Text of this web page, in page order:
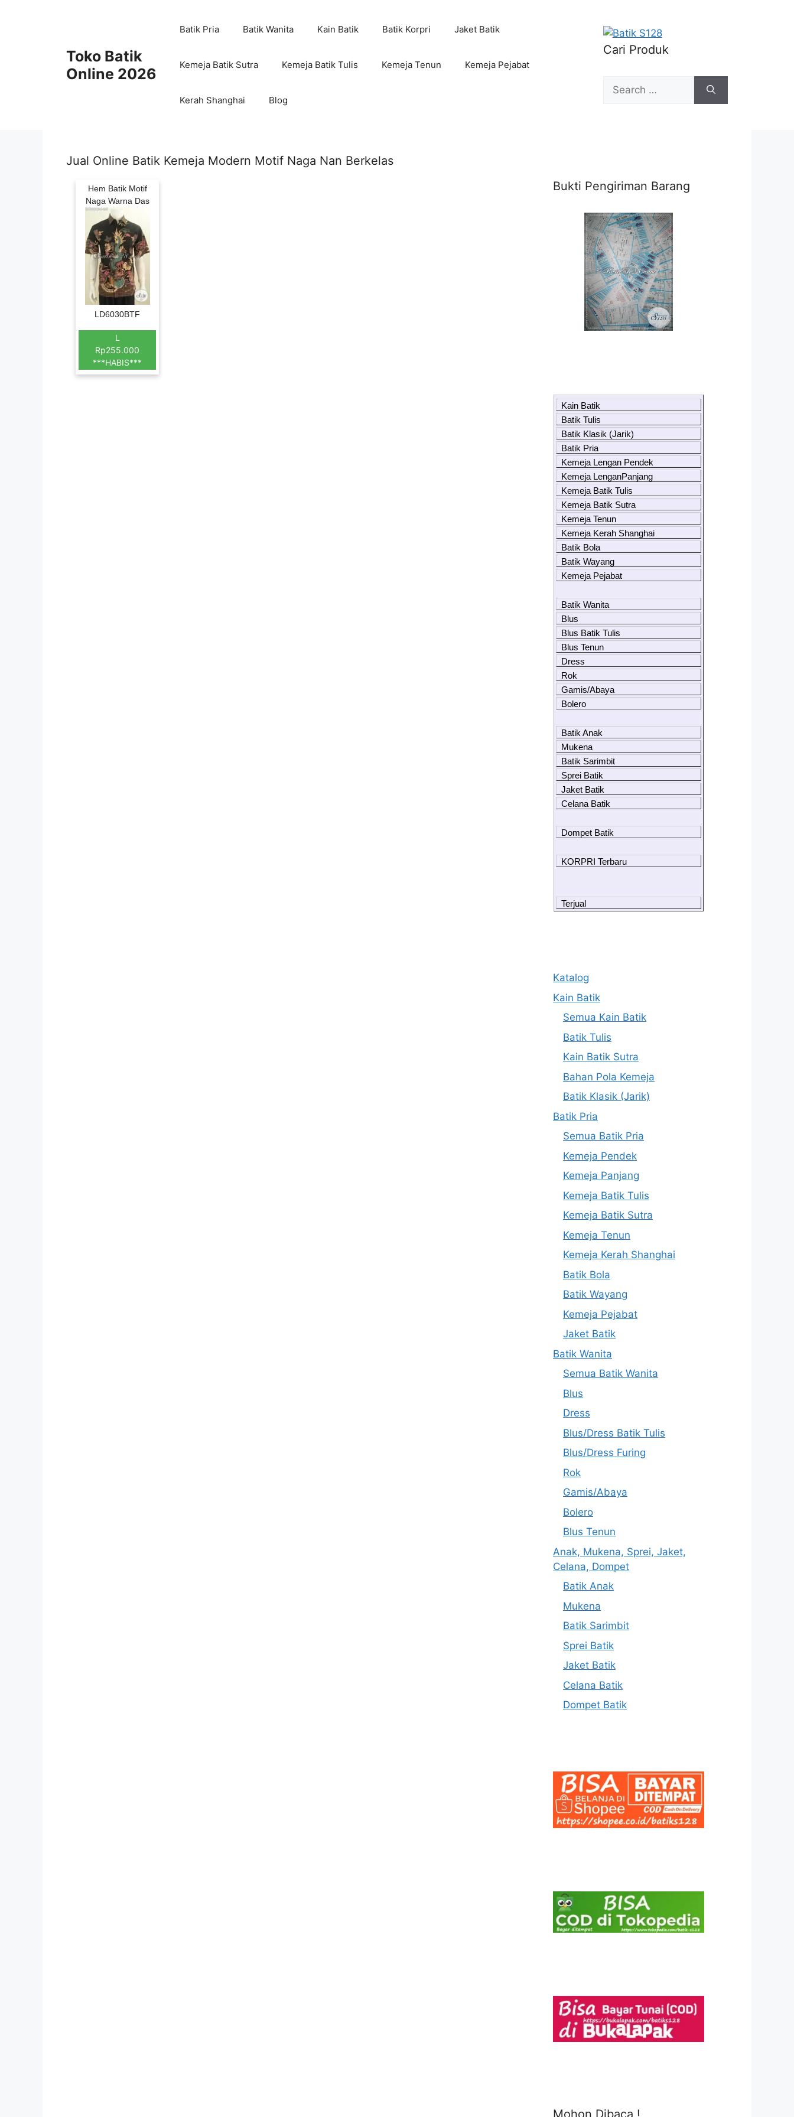
Toko Batik
Online 2026
Batik Pria Batik Wanita Kain Batik Batik Korpri Jaket Batik
Kemeja Batik Sutra Kemeja Batik Tulis Kemeja Tenun Kemeja Pejabat
Kerah Shanghai Blog
Cari Produk
Search
for:
Jual Online Batik Kemeja Modern Motif Naga Nan Berkelas
Hem Batik Motif
Naga Warna Das
LD6030BTF
L
Rp255.000
***HABIS***
Bukti Pengiriman Barang
Kain Batik
Batik Tulis
Batik Klasik (Jarik)
Batik Pria
Kemeja Lengan Pendek
Kemeja LenganPanjang
Kemeja Batik Tulis
Kemeja Batik Sutra
Kemeja Tenun
Kemeja Kerah Shanghai
Batik Bola
Batik Wayang
Kemeja Pejabat
Batik Wanita
Blus
Blus Batik Tulis
Blus Tenun
Dress
Rok
Gamis/Abaya
Bolero
Batik Anak
Mukena
Batik Sarimbit
Sprei Batik
Jaket Batik
Celana Batik
Dompet Batik
KORPRI Terbaru
Terjual
Katalog
Kain Batik
Semua Kain Batik
Batik Tulis
Kain Batik Sutra
Bahan Pola Kemeja
Batik Klasik (Jarik)
Batik Pria
Semua Batik Pria
Kemeja Pendek
Kemeja Panjang
Kemeja Batik Tulis
Kemeja Batik Sutra
Kemeja Tenun
Kemeja Kerah Shanghai
Batik Bola
Batik Wayang
Kemeja Pejabat
Jaket Batik
Batik Wanita
Semua Batik Wanita
Blus
Dress
Blus/Dress Batik Tulis
Blus/Dress Furing
Rok
Gamis/Abaya
Bolero
Blus Tenun
Anak, Mukena, Sprei, Jaket,
Celana, Dompet
Batik Anak
Mukena
Batik Sarimbit
Sprei Batik
Jaket Batik
Celana Batik
Dompet Batik
Mohon Dibaca !